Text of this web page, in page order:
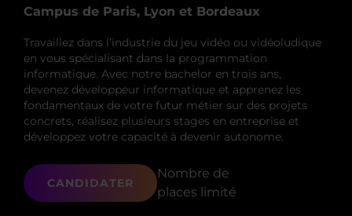
Campus de Paris, Lyon et Bordeaux
Travaillez dans l’industrie du jeu vidéo ou vidéoludique
en vous spécialisant dans la programmation
informatique. Avec notre bachelor en trois ans,
devenez développeur informatique et apprenez les
fondamentaux de votre futur métier sur des projets
concrets, réalisez plusieurs stages en entreprise et
développez votre capacité à devenir autonome.
CANDIDATER
Nombre de
places limité